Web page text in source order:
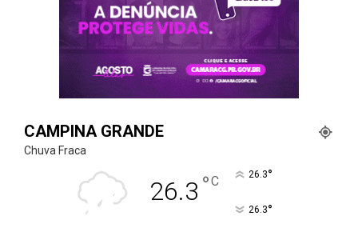
CAMPINA GRANDE
Chuva Fraca
26.3 °C 26.3°
26.3°